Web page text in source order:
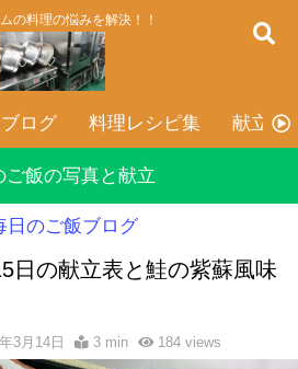
の料理の悩みを解決！！
ログ 料理レシピ集 献立表
ご飯の写真と献立
日のご飯ブログ
日の献立表と鮭の紫蘇風味
3月14日 3 min 184views